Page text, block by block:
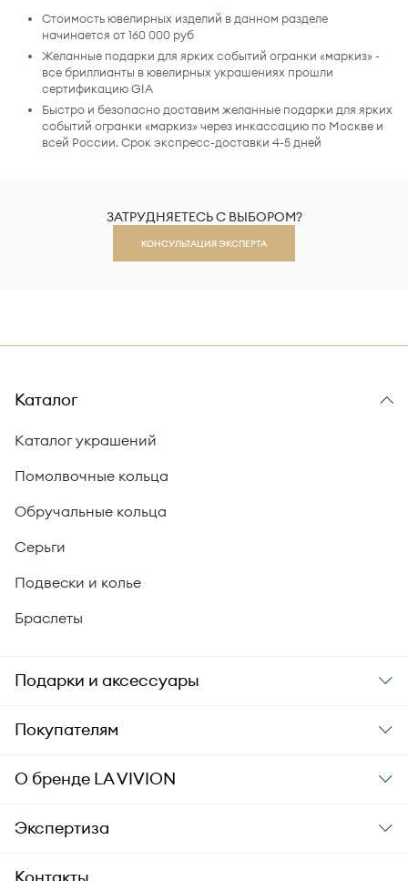
Стоимость ювелирных изделий в данном разделе
начинается от 160 000 руб
Желанные подарки для ярких событий огранки «маркиз» -
все бриллианты в ювелирных украшениях прошли
сертификацию GIA
Быстро и безопасно доставим желанные подарки для ярких
событий огранки «маркиз» через инкассацию по Москве и
всей России. Срок экспресс-доставки 4-5 дней
ЗАТРУДНЯЕТЕСЬ С ВЫБОРОМ?
КОНСУЛЬТАЦИЯ ЭКСПЕРТА
Каталог
Каталог украшений
Помолвочные кольца
Обручальные кольца
Серьги
Подвески и колье
Браслеты
Подарки и аксессуары
Подарки
Уход за украшениями
Аксессуары
Покупателям
Заказ и оплата
Гарантия подлинности
Комплект документов
О бренде LA VIVION
О компании
Экспертиза
Академия LA VIVION